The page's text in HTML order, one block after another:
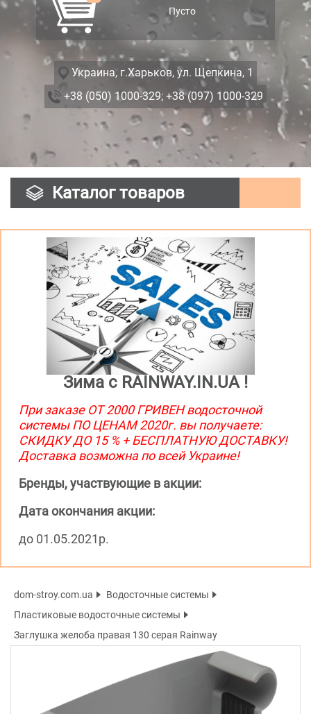
Пусто
Украина, г.Харьков, ул. Щепкина, 1
+38 (050) 1000-329; +38 (097) 1000-329
Каталог товаров
Зима с RAINWAY.IN.UA !
При заказе ОТ 2000 ГРИВЕН водосточной
системы ПО ЦЕНАМ 2020г. вы получаете:
СКИДКУ ДО 15 % + БЕСПЛАТНУЮ ДОСТАВКУ!
Доставка возможна по всей Украине!
Бренды, участвующие в акции:
Дата окончания акции:
до 01.05.2021р.
dom-stroy.com.ua
Водосточные системы
Пластиковые водосточные системы
Заглушка желоба правая 130 серая Rainway